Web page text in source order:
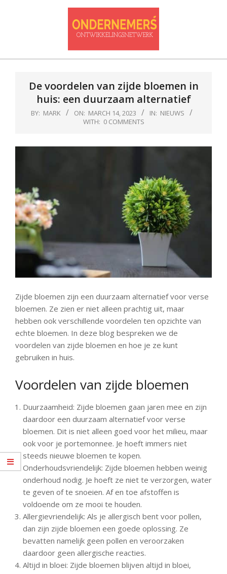
De voordelen van zijde bloemen in
huis: een duurzaam alternatief
BY: MARK ON: MARCH 14, 2023 IN: NIEUWS
WITH: 0 COMMENTS
Zijde bloemen zijn een duurzaam alternatief voor verse
bloemen. Ze zien er niet alleen prachtig uit, maar
hebben ook verschillende voordelen ten opzichte van
echte bloemen. In deze blog bespreken we de
voordelen van zijde bloemen en hoe je ze kunt
gebruiken in huis.
Voordelen van zijde bloemen
Duurzaamheid: Zijde bloemen gaan jaren mee en zijn
daardoor een duurzaam alternatief voor verse
bloemen. Dit is niet alleen goed voor het milieu, maar
ook voor je portemonnee. Je hoeft immers niet
steeds nieuwe bloemen te kopen.
Onderhoudsvriendelijk: Zijde bloemen hebben weinig
onderhoud nodig. Je hoeft ze niet te verzorgen, water
te geven of te snoeien. Af en toe afstoffen is
voldoende om ze mooi te houden.
Allergievriendelijk: Als je allergisch bent voor pollen,
dan zijn zijde bloemen een goede oplossing. Ze
bevatten namelijk geen pollen en veroorzaken
daardoor geen allergische reacties.
Altijd in bloei: Zijde bloemen blijven altijd in bloei,